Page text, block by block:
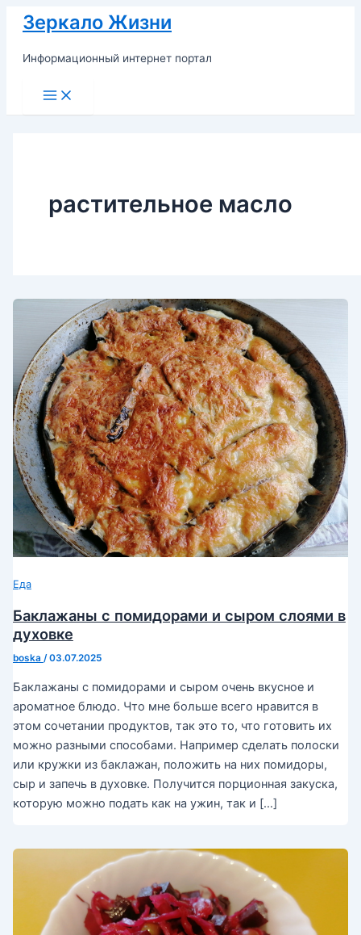
Перейти
содержимому
Зеркало Жизни
Информационный интернет портал
Main
Menu
растительное масло
Еда
Баклажаны с помидорами и сыром слоями в
духовке
boska /03.07.2025
Баклажаны с помидорами и сыром очень вкусное и
ароматное блюдо. Что мне больше всего нравится в
этом сочетании продуктов, так это то, что готовить их
можно разными способами. Например сделать полоски
или кружки из баклажан, положить на них помидоры,
сыр и запечь в духовке. Получится порционная закуска,
которую можно подать как на ужин, так и […]